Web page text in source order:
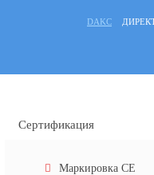
DAKC
Сертификация
Маркировка СЕ